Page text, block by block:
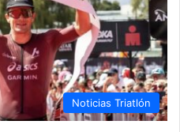
Noticias Triatlón